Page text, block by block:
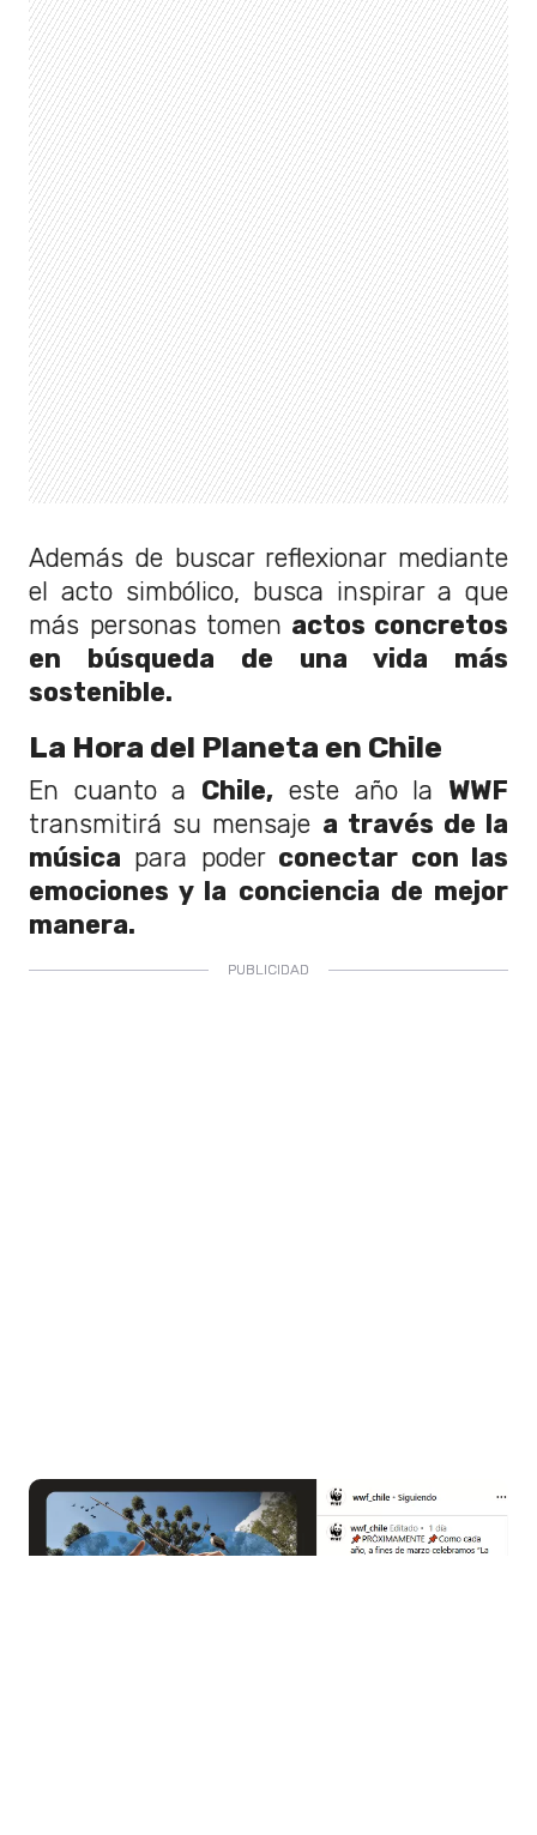
Además de buscar reflexionar mediante
el acto simbólico, busca inspirar a que
más personas tomen actos concretos
en búsqueda de una vida más
sostenible.
La Hora del Planeta en Chile
En cuanto a Chile, este año la WWF
transmitirá su mensaje a través de la
música para poder conectar con las
emociones y la conciencia de mejor
manera.